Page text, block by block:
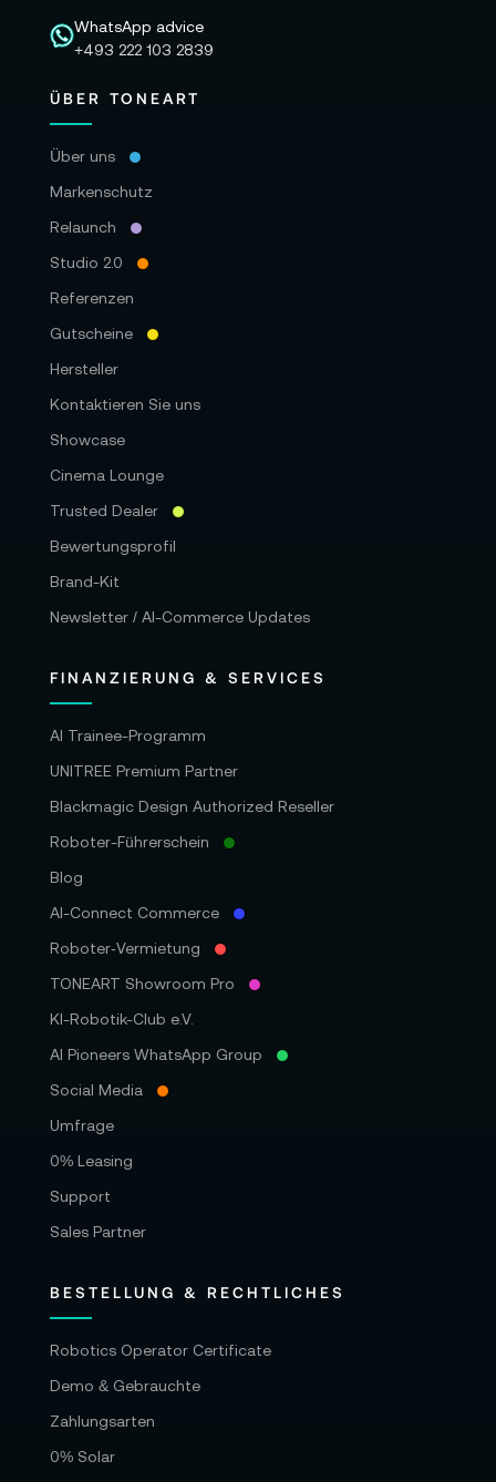
WhatsApp advice
+493 222 103 2839
ÜBER TONEART
Über uns
Markenschutz
Relaunch
Studio 2.0
Referenzen
Gutscheine
Hersteller
Kontaktieren Sie uns
Showcase
Cinema Lounge
Trusted Dealer
Bewertungsprofil
Brand-Kit
Newsletter / AI-Commerce Updates
FINANZIERUNG & SERVICES
AI Trainee-Programm
UNITREE Premium Partner
Blackmagic Design Authorized Reseller
Roboter-Führerschein
Blog
AI-Connect Commerce
Roboter‑Vermietung
TONEART Showroom Pro
KI-Robotik-Club e.V.
AI Pioneers WhatsApp Group
Social Media
Umfrage
0% Leasing
Support
Sales Partner
BESTELLUNG & RECHTLICHES
Robotics Operator Certificate
Demo & Gebrauchte
Zahlungsarten
0% Solar